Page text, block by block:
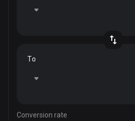
To
Conversion rate